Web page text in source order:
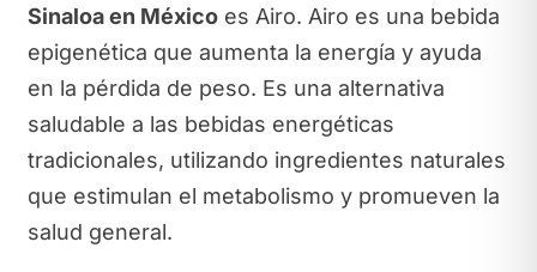
Sinaloa en Méxicoes Airo. Airo es una bebida
epigenética que aumenta la energía y ayuda
en la pérdida de peso. Es una alternativa
saludable a las bebidas energéticas
tradicionales, utilizando ingredientes naturales
que estimulan el metabolismo y promueven la
salud general.